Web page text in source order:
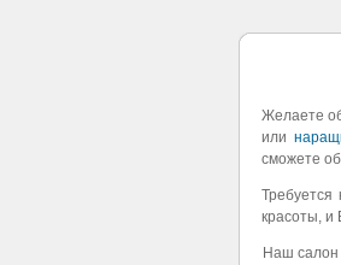
Желаете
или
сможете
красоты, и
Наш салон